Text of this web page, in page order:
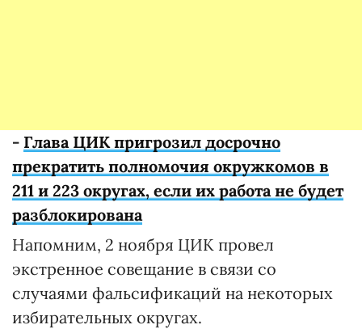
- Глава ЦИК пригрозил досрочно
прекратить полномочия окружкомов в
211 и 223 округах, если их работа не будет
разблокирована
Напомним, 2 ноября ЦИК провел
экстренное совещание в связи со
случаями фальсификаций на некоторых
избирательных округах.